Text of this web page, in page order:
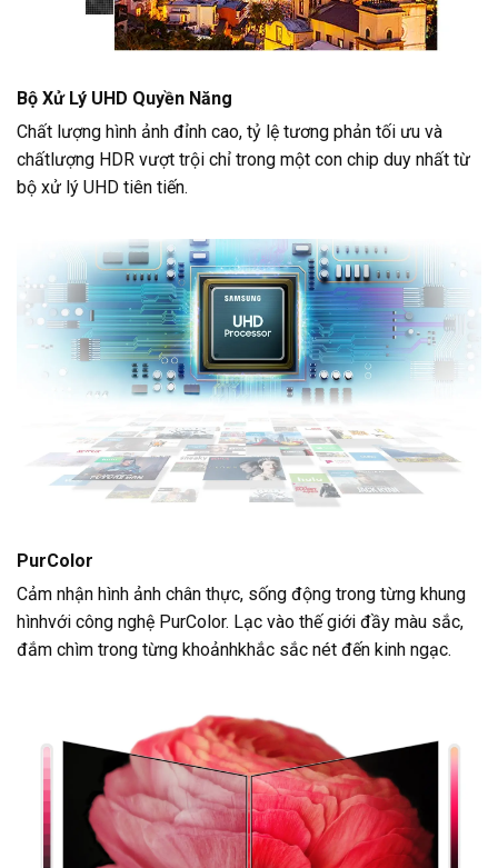
Bộ Xử Lý UHD Quyền Năng
Chất lượng hình ảnh đỉnh cao, tỷ lệ tương phản tối ưu và
chấtlượng HDR vượt trội chỉ trong một con chip duy nhất từ
bộ xử lý UHD tiên tiến.
PurColor
Cảm nhận hình ảnh chân thực, sống động trong từng khung
hìnhvới công nghệ PurColor. Lạc vào thế giới đầy màu sắc,
đắm chìm trong từng khoảnhkhắc sắc nét đến kinh ngạc.